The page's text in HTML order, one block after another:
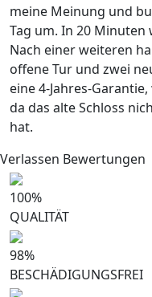
meine Meinung und
Tag um. In 20
Nach einer weiteren
offene Tur und zwei
eine 4-Jahres-
da das alte Schloss
hat.
Verlassen Bewertungen
100%
QUALITÄT
98%
BESCHÄDIGUNGSFREI